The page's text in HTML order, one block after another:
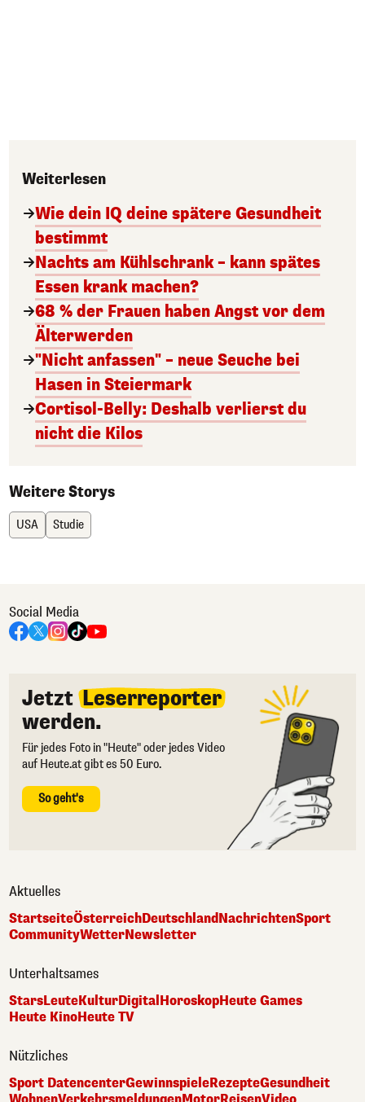
Weiterlesen
Wie dein IQ deine spätere Gesundheit
bestimmt
Nachts am Kühlschrank – kann spätes
Essen krank machen?
68 % der Frauen haben Angst vor dem
Älterwerden
"Nicht anfassen" – neue Seuche bei
Hasen in Steiermark
Cortisol-Belly: Deshalb verlierst du
nicht die Kilos
Weitere Storys
USA Studie
Social Media
Jetzt Leserreporter
werden.
Für jedes Foto in "Heute" oder jedes Video
auf Heute.at gibt es 50 Euro.
So geht's
Aktuelles
StartseiteÖsterreichDeutschlandNachrichtenSport
CommunityWetterNewsletter
Unterhaltsames
StarsLeuteKulturDigitalHoroskopHeute Games
Heute KinoHeute TV
Nützliches
Sport DatencenterGewinnspieleRezepteGesundheit